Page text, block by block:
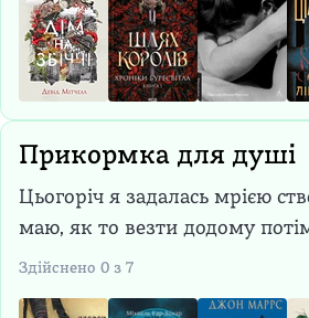
Прикормка для душі
Цьогоріч я задалась мрією
маю, як то везти додому
Здійснено 0 з 7